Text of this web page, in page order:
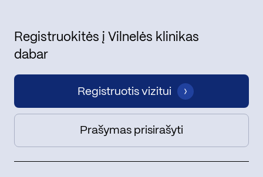
Registruokitės į Vilnelės klinikas
dabar
Registruotis vizitui
Prašymas prisirašyti